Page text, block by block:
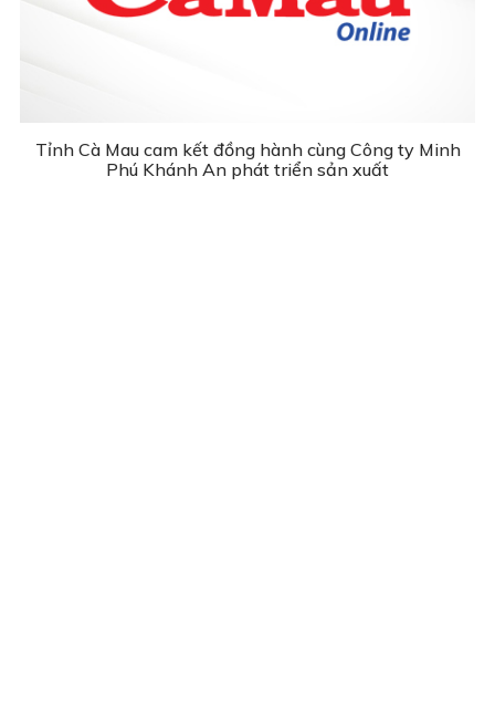
Tỉnh Cà Mau cam kết đồng hành cùng Công ty Minh
Phú Khánh An phát triển sản xuất